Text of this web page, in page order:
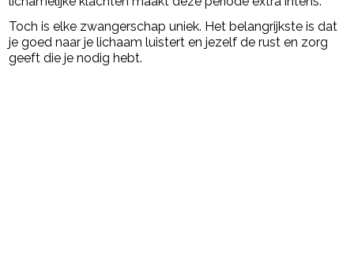
Toch is elke zwangerschap uniek. Het belangrijkste is dat
je goed naar je lichaam luistert en jezelf de rust en zorg
geeft die je nodig hebt.